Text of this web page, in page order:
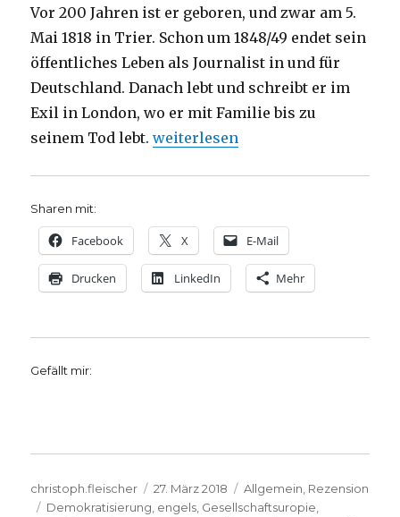
Vor 200 Jahren ist er geboren, und zwar am 5.
Mai 1818 in Trier. Schon um 1848/49 endet sein
öffentliches Leben als Journalist in und für
Deutschland. Danach lebt und schreibt er im
Exil in London, wo er mit Familie bis zu
seinem Tod lebt.„Marx bleibt, Rezension von
weiterlesen
Sharen mit:
Facebook X E-Mail
Drucken LinkedIn Mehr
Gefällt mir:
Autor
christoph.fleischer
Veröffentlicht
am
27. März 2018 Kategorien
Allgemein Rezension
Schlagwörter
Demokratisierung engels Gesellschaftsuropie